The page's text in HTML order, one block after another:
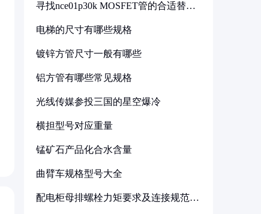
寻找nce01p30k MOSFET管的合适替代
电梯的尺寸有哪些规格
镀锌方管尺寸一般有哪些
铝方管有哪些常见规格
光线传媒参投三国的星空爆冷
横担型号对应重量
锰矿石产品化合水含量
曲臂车规格型号大全
配电柜母排螺栓力矩要求及连接规范详